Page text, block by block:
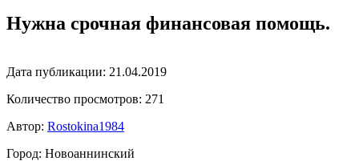
Нужна срочная финансовая помощь.
Дата публикации: 21.04.2019
Количество просмотров: 271
Автор: Rostokina1984
Город: Новоаннинский